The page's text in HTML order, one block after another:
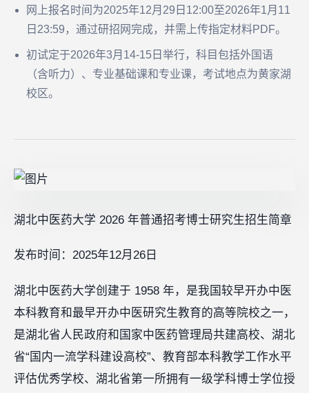
网上报名时间为2025年12月29日12:00至2026年1月11
日23:59，通过研招网完成，并需上传指定材料PDF。
初试定于2026年3月14-15日举行，科目包括外国语
（含听力）、专业基础课和专业课，考试地点为黄家湖
校区。
湖北中医药大学 2026 年普通招考博士研究生招生简章
发布时间：2025年12月26日
湖北中医药大学创建于 1958 年，是我国较早开办中医
本科教育和最早开办中医研究生教育的高等院校之一，
是湖北省人民政府和国家中医药管理局共建高校、湖北
省“国内一流学科建设高校”、教育部本科教学工作水平
评估优秀学校、湖北省第一所拥有一级学科博士学位授